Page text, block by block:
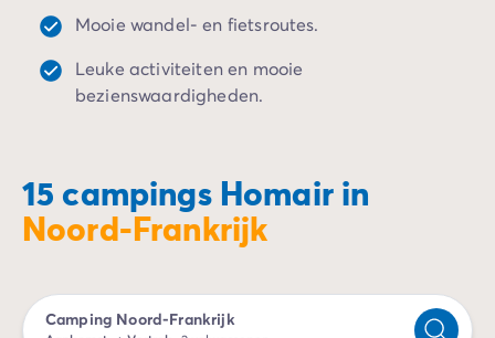
Camping Nederland
Camping Friesland
Camping Gelderland
Camping Arnhem
Camping Voorthuizen
Camping Limburg
Camping Hardenberg
Camping Twente
Mooie wandel- en fietsroutes.
Leuke activiteiten en mooie
bezienswaardigheden.
15 campings Homair in
Noord-Frankrijk
Camping Noord-Frankrijk